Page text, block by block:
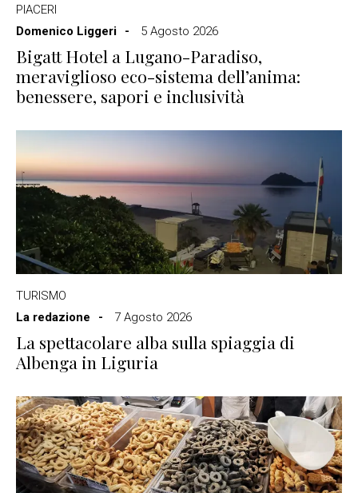
PIACERI
Domenico Liggeri
5 Agosto 2026
Bigatt Hotel a Lugano-Paradiso,
meraviglioso eco-sistema dell’anima:
benessere, sapori e inclusività
TURISMO
La redazione
7 Agosto 2026
La spettacolare alba sulla spiaggia di
Albenga in Liguria